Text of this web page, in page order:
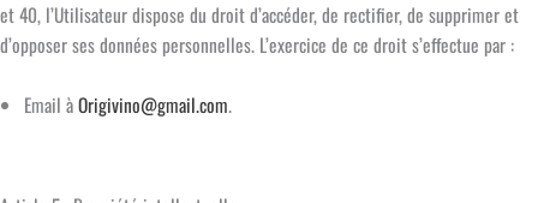
et 40, l’Utilisateur dispose du droit d’accéder, de rectifier, de supprimer et
d’opposer ses données personnelles. L’exercice de ce droit s’effectue par :
Email àOrigivino@gmail.com.